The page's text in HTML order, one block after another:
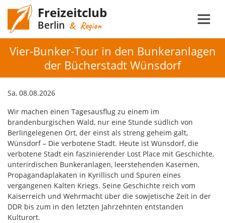
Freizeitclub
Berlin & Region
Vier-Bunker-Tour in den Bunkeranlagen
der Bücherstadt Wünsdorf
Sa, 08.08.2026
Wir machen einen Tagesausflug zu einem im
brandenburgischen Wald, nur eine Stunde südlich von
Berlingelegenen Ort, der einst als streng geheim galt,
Wünsdorf – Die verbotene Stadt. Heute ist Wünsdorf, die
verbotene Stadt ein faszinierender Lost Place mit Geschichte,
unterirdischen Bunkeranlagen, leerstehenden Kasernen,
Propagandaplakat­en in Kyrillisch und Spuren eines
vergangenen Kalten Kriegs. Seine Geschichte reich vom
Kaiserreich und Wehrmacht über die sowjetische Zeit in der
DDR bis zum in den letzten Jahrzehnten entstanden
Kulturort.